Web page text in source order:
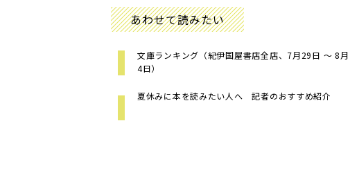
あわせて読みたい
文庫ランキング（紀伊国屋書店全店、7月29日 ～ 8月
4日）
夏休みに本を読みたい人へ 記者のおすすめ紹介